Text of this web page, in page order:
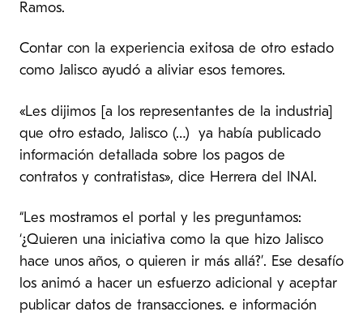
Ramos.
Contar con la experiencia exitosa de otro estado
como Jalisco ayudó a aliviar esos temores.
«Les dijimos [a los representantes de la industria]
que otro estado, Jalisco (…) ya había publicado
información detallada sobre los pagos de
contratos y contratistas», dice Herrera del INAI.
“Les mostramos el portal y les preguntamos:
‘¿Quieren una iniciativa como la que hizo Jalisco
hace unos años, o quieren ir más allá?’. Ese desafío
los animó a hacer un esfuerzo adicional y aceptar
publicar datos de transacciones. e información